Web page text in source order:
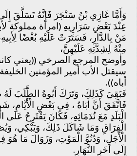
وَأَمَّا غَازِي بْنُ سَنْجَرَ فَإِنَّهُ تَسَلَّقَ إِلَى
عِنْدَ بَعْضِ سَرَارِيهِ (امرأة مملوكة
مَنْ بِالدَّارِ، فَسَتَرَتْ عَلَيْهِ بُغْضًا
مِنْهُ لِشِدَّتِهِ عَلَيْهِنَّ،
وأوضح المرجع الصرخي ((يعني
سيقتل الأب أمير المؤمنين
أباه)).
فَبَقِيَ كَذَلِكَ، وَتَرَكَ أَبُوهُ الطَّلَبَ لَهُ
فَاتَّفَقَ أَنَّ أَبَاهُ ، فِي بَعْضِ الْأَيَّامِ،
الْبَلَدِ مَعَ نُدَمَائِهِ، فَكَانَ يَقْتَرِحُ عَلَى
الْفِرَاقِ وَمَا شَاكَلَ ذَلِكَ، وَيَبْكِي،
الْأَجَلِ، وَدُنُوَّ الْمَوْتِ، وَزَوَالَ مَا هُوَ
إِلَى آخَرِ النَّهَارِ.